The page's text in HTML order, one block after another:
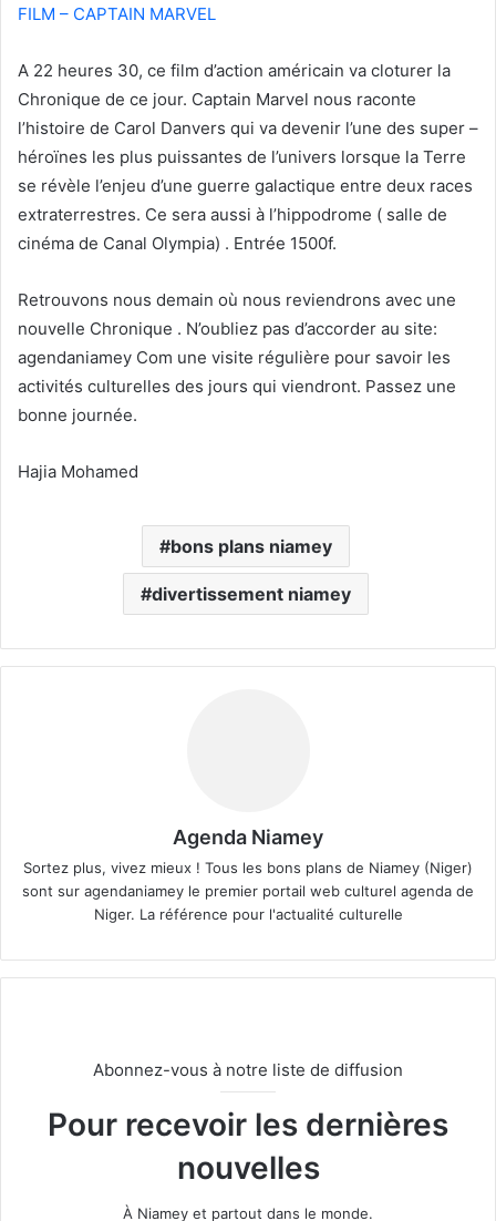
FILM – CAPTAIN MARVEL
A 22 heures 30, ce film d’action américain va cloturer la
Chronique de ce jour. Captain Marvel nous raconte
l’histoire de Carol Danvers qui va devenir l’une des super –
héroïnes les plus puissantes de l’univers lorsque la Terre
se révèle l’enjeu d’une guerre galactique entre deux races
extraterrestres. Ce sera aussi à l’hippodrome ( salle de
cinéma de Canal Olympia) . Entrée 1500f.
Retrouvons nous demain où nous reviendrons avec une
nouvelle Chronique . N’oubliez pas d’accorder au site:
agendaniamey Com une visite régulière pour savoir les
activités culturelles des jours qui viendront. Passez une
bonne journée.
Hajia Mohamed
bons plans niamey
divertissement niamey
Agenda Niamey
Sortez plus, vivez mieux ! Tous les bons plans de Niamey (Niger)
sont sur agendaniamey le premier portail web culturel agenda de
Niger. La référence pour l'actualité culturelle
Abonnez-vous à notre liste de diffusion
Pour recevoir les dernières
nouvelles
À Niamey et partout dans le monde.